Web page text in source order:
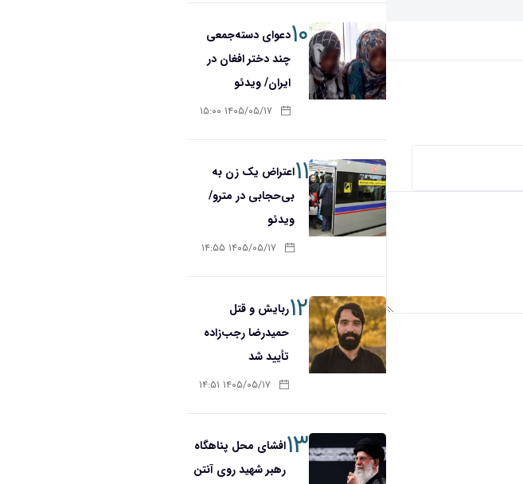
۱۰دعوای دسته‌جمعی
چند دختر افغان در
ایران/ ویدئو
۱۴۰۵/۰۵/۱۷ ۱۵:۰۰
۱۱اعتراض یک زن به
بی‌حجابی در مترو/
ویدئو
۱۴۰۵/۰۵/۱۷ ۱۴:۵۵
۱۲ربایش و قتل
حمیدرضا رجب‌زاده
تأیید شد
۱۴۰۵/۰۵/۱۷ ۱۴:۵۱
۱۳افشای محل پناهگاه‌
رهبر شهید روی آنتن